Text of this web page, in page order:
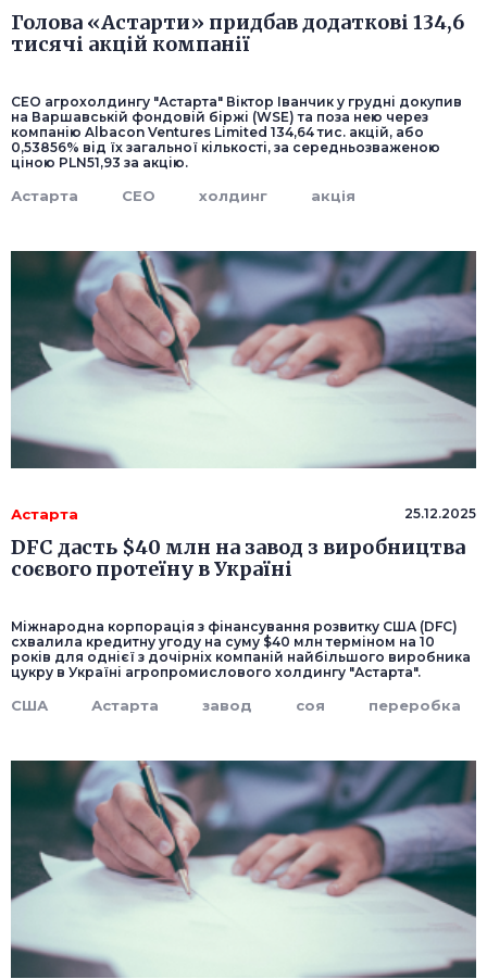
Голова «Астарти» придбав додаткові 134,6
тисячі акцій компанії
CEO агрохолдингу "Астарта" Віктор Іванчик у грудні докупив
на Варшавській фондовій біржі (WSE) та поза нею через
компанію Albacon Ventures Limited 134,64 тис. акцій, або
0,53856% від їх загальної кількості, за середньозваженою
ціною PLN51,93 за акцію.
Астарта CEO холдинг акція
Астарта 25.12.2025
DFC дасть $40 млн на завод з виробництва
соєвого протеїну в Україні
Міжнародна корпорація з фінансування розвитку США (DFC)
схвалила кредитну угоду на суму $40 млн терміном на 10
років для однієї з дочірніх компаній найбільшого виробника
цукру в Україні агропромислового холдингу "Астарта".
США Астарта завод соя переробка